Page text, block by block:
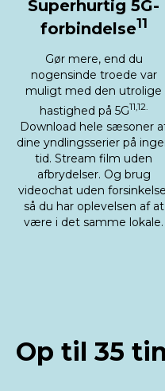
Superhurtig 5G-
forbindelse11
Gør mere, end du
nogensinde troede var
muligt med den utrolige
hastighed på 5G11,12.
Download hele sæsoner
dine yndlingsserier på
tid. Stream film uden
afbrydelser. Og brug
videochat uden
så du har oplevelsen af at
være i det samme lokale.
Op til 35